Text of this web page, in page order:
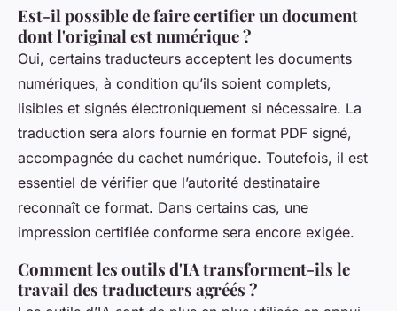
Est-il possible de faire certifier un document
dont l'original est numérique ?
Oui, certains traducteurs acceptent les documents
numériques, à condition qu’ils soient complets,
lisibles et signés électroniquement si nécessaire. La
traduction sera alors fournie en format PDF signé,
accompagnée du cachet numérique. Toutefois, il est
essentiel de vérifier que l’autorité destinataire
reconnaît ce format. Dans certains cas, une
impression certifiée conforme sera encore exigée.
Comment les outils d'IA transforment-ils le
travail des traducteurs agréés ?